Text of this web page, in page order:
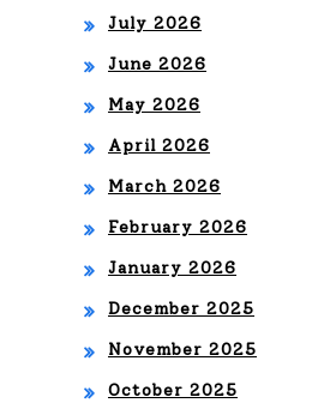
July 2026
June 2026
May 2026
April 2026
March 2026
February 2026
January 2026
December 2025
November 2025
October 2025